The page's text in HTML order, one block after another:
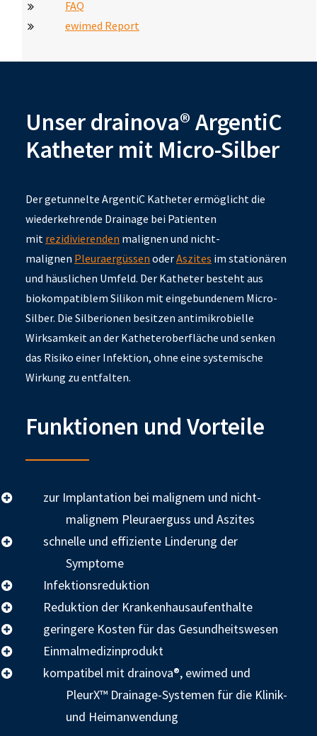
FAQ
ewimed Report
Unser drainova® ArgentiC
Katheter mit Micro-Silber
Der getunnelte ArgentiC Katheter ermöglicht die
wiederkehrende Drainage bei Patienten
mit rezidivierenden malignen und nicht-
malignen Pleuraergüssen oderAszites im stationären
und häuslichen Umfeld. Der Katheter besteht aus
biokompatiblem Silikon mit eingebundenem Micro-
Silber. Die Silberionen besitzen antimikrobielle
Wirksamkeit an der Katheteroberfläche und senken
das Risiko einer Infektion, ohne eine systemische
Wirkung zu entfalten.
Funktionen und Vorteile
zur Implantation bei malignem und nicht-
malignem Pleuraerguss und Aszites
schnelle und effiziente Linderung der
Symptome
Infektionsreduktion
Reduktion der Krankenhausaufenthalte
geringere Kosten für das Gesundheitswesen
Einmalmedizinprodukt
kompatibel mit drainova®, ewimed und
PleurX™ Drainage-Systemen für die Klinik-
und Heimanwendung